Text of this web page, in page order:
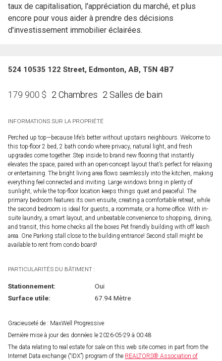
taux de capitalisation, l'appréciation du marché, et plus
encore pour vous aider à prendre des décisions
d'investissement immobilier éclairées.
524 10535 122 Street, Edmonton, AB, T5N 4B7
179 900 $ 2 Chambres 2 Salles de bain
INFORMATIONS SUR LA PROPRIÉTÉ
Perched up top—because life’s better without upstairs neighbours. Welcome to
this top-floor 2 bed, 2 bath condo where privacy, natural light, and fresh
upgrades come together. Step inside to brand new flooring that instantly
elevates the space, paired with an open-concept layout that’s perfect for relaxing
or entertaining. The bright living area flows seamlessly into the kitchen, making
everything feel connected and inviting. Large windows bring in plenty of
sunlight, while the top-floor location keeps things quiet and peaceful. The
primary bedroom features its own ensuite, creating a comfortable retreat, while
the second bedroom is ideal for guests, a roommate, or a home office. With in-
suite laundry, a smart layout, and unbeatable convenience to shopping, dining,
and transit, this home checks all the boxes Pet friendly building with off leash
area. One Parking stall close to the building entrance! Second stall might be
available to rent from condo board!
PARTICULARITÉS DU BÂTIMENT :
Stationnement:
Oui
Surface utile:
67.94 Mètre
Gracieuseté de : MaxWell Progressive
Dernière mise à jour des données le 2026-05-29 à 00:48
The data relating to real estate for sale on this web site comes in part from the
Internet Data exchange (“IDX”) program of the REALTORS® Association of